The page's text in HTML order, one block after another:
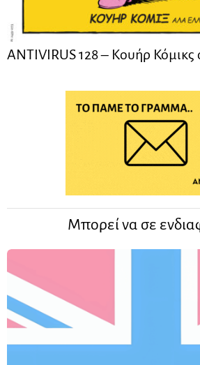
ANTIVIRUS 128 – Kουήρ Κόμικς
Μπορεί να σε